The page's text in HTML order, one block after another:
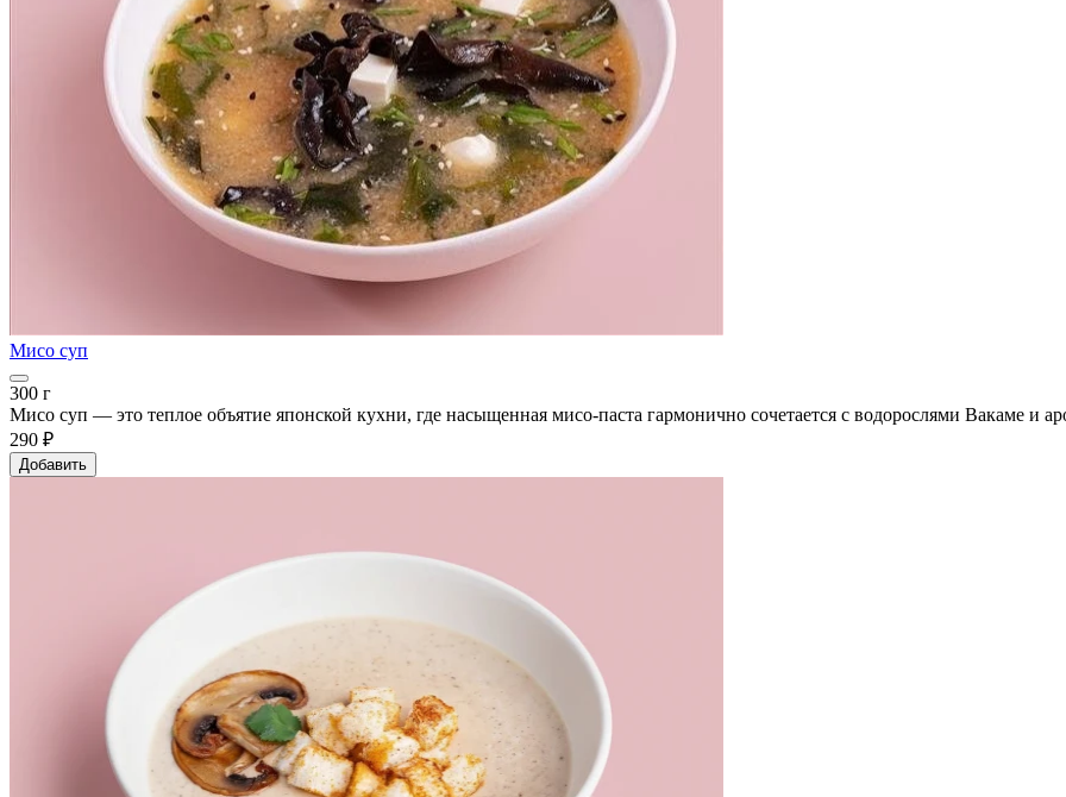
Мисо суп
300 г
Мисо суп — это теплое объятие японской кухни, где насыщенная мисо-паста гармонично сочетается с водорослями Вакаме и
290 ₽
Добавить